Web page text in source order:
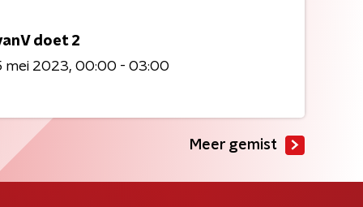
doet 2
mei 2023 00:00 - 03:00
Meer gemist